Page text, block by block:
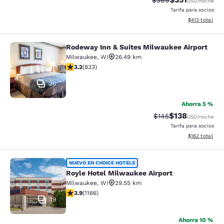
Tarifa para socios
Ver detalles
$413 total
Rodeway Inn & Suites Milwaukee
20
Rodeway Inn & Suites Milwaukee Airport
Milwaukee, WI
26.49 km
calificación de 3.24 estrellas. Bueno. 833 reseñas
3.2(833)
Ahorra 5 %
Precio tachado:
$145Precio con
$138USD/noche
Tarifa para socios
Ver detalles
$162 total
Royle Hotel Milwaukee Airport
19
NUEVO EN CHOICE HOTELS
Royle Hotel Milwaukee Airport
Milwaukee, WI
29.55 km
calificación de 3.85 estrellas. Bueno. 1166 reseñas
3.9(1166)
Ahorra 10 %